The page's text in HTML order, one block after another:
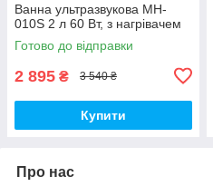
Ванна ультразвукова MH-
010S 2 л 60 Вт, з нагрівачем
Готово до відправки
2 895 ₴ 3 540 ₴
Купити
Про нас